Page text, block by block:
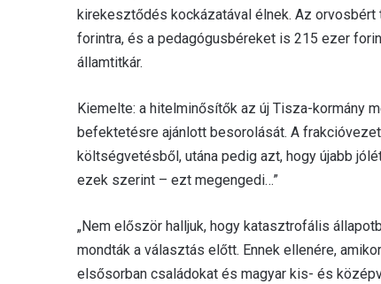
kirekesztődés kockázatával élnek. Az
forintra, és a pedagógusbéreket is 215 ezer
államtitkár.
Kiemelte: a hitelminősítők az új Tisza-kormány
befektetésre ajánlott besorolását. A
költségvetésből, utána pedig azt, hogy újabb
ezek szerint – ezt megengedi…”
„Nem először halljuk, hogy katasztrofális
mondták a választás előtt. Ennek ellenére,
elsősorban családokat és magyar kis- és